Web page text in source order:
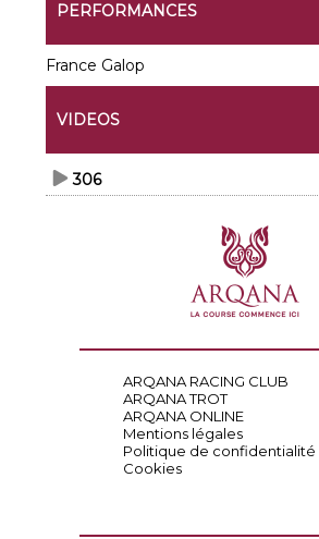
PERFORMANCES
France Galop
VIDEOS
306
ARQANA RACING CLUB
ARQANA TROT
ARQANA ONLINE
Mentions légales
Politique de confidentialité
Cookies